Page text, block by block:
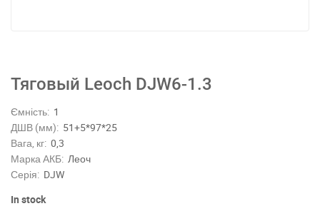
Тяговый Leoch DJW6-1.3
Ємність: 1
ДШВ (мм): 51+5*97*25
Вага, кг: 0,3
Марка АКБ: Леоч
Серія: DJW
In stock